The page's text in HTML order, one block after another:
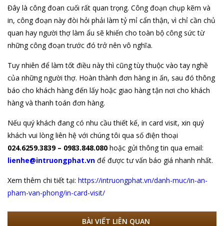
Đây là công đoan cuối rất quan trọng. Công đoạn chụp kẽm và
in, công đoạn này đòi hỏi phải làm tỷ mỉ cẩn thận, vì chỉ cần chủ
quan hay người thợ làm ẩu sẽ khiến cho toàn bộ công sức từ
những công đoạn trước đó trở nên vô nghĩa.
Tuy nhiên để làm tốt điều này thì cũng tùy thuộc vào tay nghề
của những người thợ. Hoàn thành đơn hàng in ấn, sau đó thông
báo cho khách hàng đến lấy hoặc giao hàng tận nơi cho khách
hàng và thanh toán đơn hàng.
Nếu quý khách đang có nhu cầu thiết kế, in card visit, xin quý
khách vui lòng liên hệ với chúng tôi qua số điện thoại
024.6259.3839 – 0983.848.080 hoặc gửi thông tin qua email:
lienhe@intruongphat.vn để được tư vấn báo giá nhanh nhất.
Xem thêm chi tiết tại: https://intruongphat.vn/danh-muc/in-an-
pham-van-phong/in-card-visit/
BÀI VIẾT LIÊN QUAN